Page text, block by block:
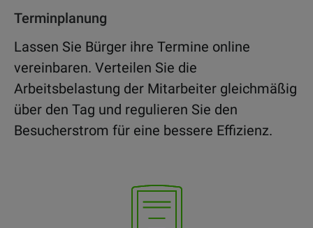
Terminplanung
Lassen Sie Bürger ihre Termine online
vereinbaren. Verteilen Sie die
Arbeitsbelastung der Mitarbeiter gleichmäßig
über den Tag und regulieren Sie den
Besucherstrom für eine bessere Effizienz.